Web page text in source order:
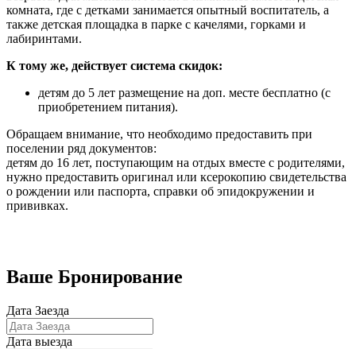
комната, где с детками занимается опытный воспитатель, а
также детская площадка в парке с качелями, горками и
лабиринтами.
К тому же, действует система скидок:
детям до 5 лет размещение на доп. месте бесплатно (с
приобретением питания).
Обращаем внимание, что необходимо предоставить при
поселении ряд документов:
детям до 16 лет, поступающим на отдых вместе с родителями,
нужно предоставить оригинал или ксерокопию свидетельства
о рождении или паспорта, справки об эпидокружении и
прививках.
Ваше Бронирование
Дата Заезда
Дата выезда